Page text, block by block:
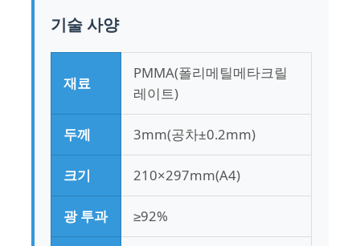
기술 사양
재료
PMMA(폴리메틸메타크릴
레이트)
두께 3mm(공차±0.2mm)
크기 210×297mm(A4)
광 투과 ≥92%